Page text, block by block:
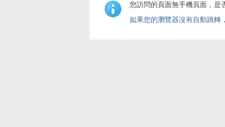
您訪問的頁面無手機頁面，是
如果您的瀏覽器沒有自動跳轉